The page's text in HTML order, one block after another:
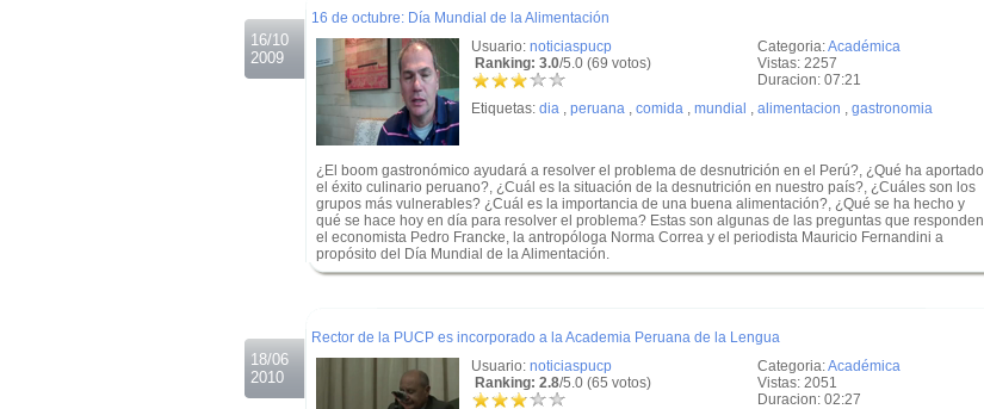
16/10
2009
16 de octubre: Día Mundial de la Alimentación
Categoria:Académica
Vistas: 2257
Duracion: 07:21
Usuario: noticiaspucp
Ranking: 3.0/5.0 (69 votos)
Etiquetas: dia , peruana , comida , mundial , alimentacion , gastronomia
¿El boom gastronómico ayudará a resolver el problema de desnutrición en el Perú?, ¿Qué ha aportado
el éxito culinario peruano?, ¿Cuál es la situación de la desnutrición en nuestro país?, ¿Cuáles son los
grupos más vulnerables? ¿Cuál es la importancia de una buena alimentación?, ¿Qué se ha hecho y
qué se hace hoy en día para resolver el problema? Estas son algunas de las preguntas que responden
el economista Pedro Francke, la antropóloga Norma Correa y el periodista Mauricio Fernandini a
propósito del Día Mundial de la Alimentación.
18/06
2010
Rector de la PUCP es incorporado a la Academia Peruana de la Lengua
Categoria:Académica
Vistas: 2051
Duracion: 02:27
Usuario: noticiaspucp
Ranking: 2.8/5.0 (65 votos)